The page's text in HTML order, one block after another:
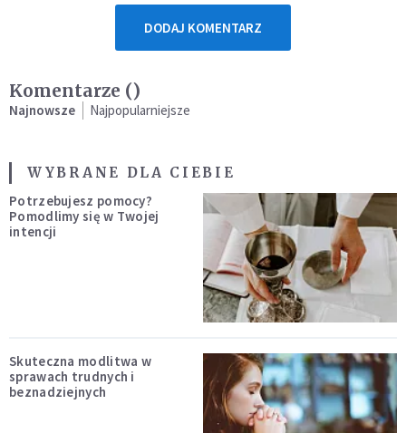
DODAJ KOMENTARZ
Komentarze ()
Najnowsze Najpopularniejsze
WYBRANE DLA CIEBIE
Potrzebujesz pomocy?
Pomodlimy się w Twojej
intencji
Skuteczna modlitwa w
sprawach trudnych i
beznadziejnych